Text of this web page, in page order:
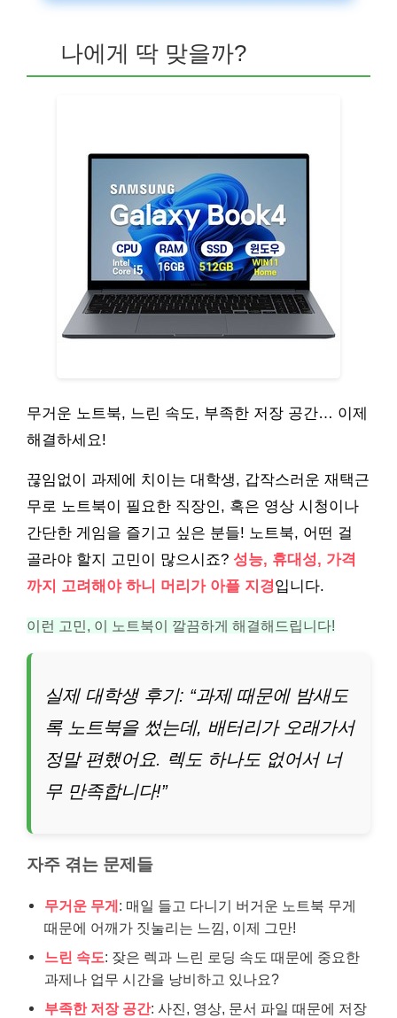
나에게 딱 맞을까?
무거운 노트북, 느린 속도, 부족한 저장 공간… 이제
해결하세요!
끊임없이 과제에 치이는 대학생, 갑작스러운 재택근
무로 노트북이 필요한 직장인, 혹은 영상 시청이나
간단한 게임을 즐기고 싶은 분들! 노트북, 어떤 걸
골라야 할지 고민이 많으시죠? 성능, 휴대성, 가격
까지 고려해야 하니 머리가 아플 지경입니다.
이런 고민, 이 노트북이 깔끔하게 해결해드립니다!
실제 대학생 후기: “과제 때문에 밤새도
록 노트북을 썼는데, 배터리가 오래가서
정말 편했어요. 렉도 하나도 없어서 너
무 만족합니다!”
자주 겪는 문제들
무거운 무게: 매일 들고 다니기 버거운 노트북 무게
때문에 어깨가 짓눌리는 느낌, 이제 그만!
느린 속도: 잦은 렉과 느린 로딩 속도 때문에 중요한
과제나 업무 시간을 낭비하고 있나요?
부족한 저장 공간: 사진, 영상, 문서 파일 때문에 저장